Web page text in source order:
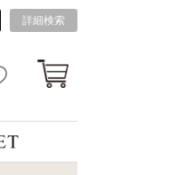
詳細検索